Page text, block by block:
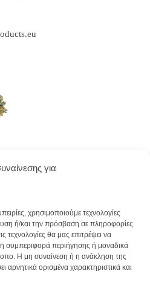
για
χρησιμοποιούμε τεχνολογίες
ή/και την πρόσβαση σε πληροφορίες
τεχνολογίες θα μας επιτρέψει να
συμπεριφορά περιήγησης ή μοναδικά
Η μη συναίνεση ή η ανάκληση της
αρνητικά ορισμένα χαρακτηριστικά και